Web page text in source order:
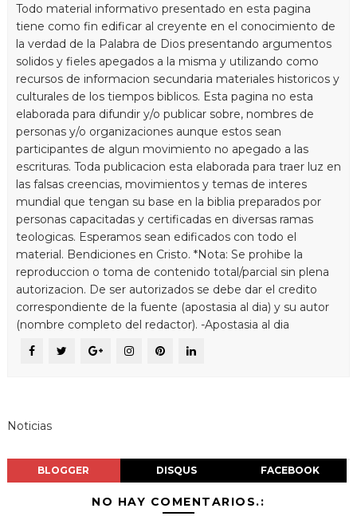
Todo material informativo presentado en esta pagina
tiene como fin edificar al creyente en el conocimiento de
la verdad de la Palabra de Dios presentando argumentos
solidos y fieles apegados a la misma y utilizando como
recursos de informacion secundaria materiales historicos y
culturales de los tiempos biblicos. Esta pagina no esta
elaborada para difundir y/o publicar sobre, nombres de
personas y/o organizaciones aunque estos sean
participantes de algun movimiento no apegado a las
escrituras. Toda publicacion esta elaborada para traer luz en
las falsas creencias, movimientos y temas de interes
mundial que tengan su base en la biblia preparados por
personas capacitadas y certificadas en diversas ramas
teologicas. Esperamos sean edificados con todo el
material. Bendiciones en Cristo. *Nota: Se prohibe la
reproduccion o toma de contenido total/parcial sin plena
autorizacion. De ser autorizados se debe dar el credito
correspondiente de la fuente (apostasia al dia) y su autor
(nombre completo del redactor). -Apostasia al dia
Noticias
BLOGGER DISQUS FACEBOOK
NO HAY COMENTARIOS.: